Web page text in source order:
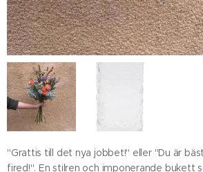
"Grattis till det nya jobbet!" eller "Du är
fired!". En stilren och imponerande bukett